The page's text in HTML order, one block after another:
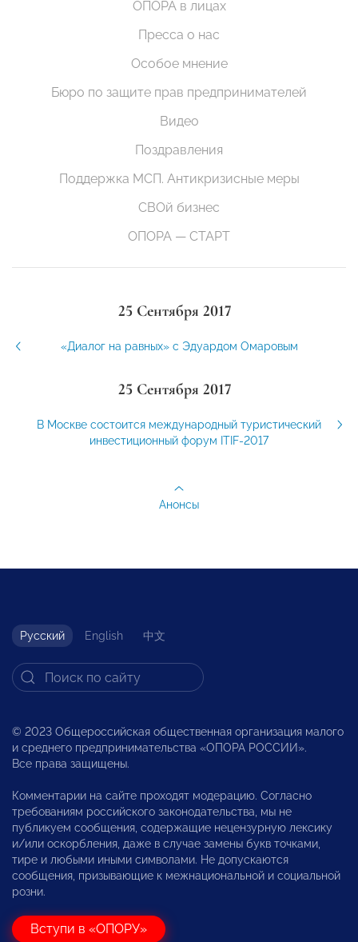
ОПОРА в лицах
Пресса о нас
Особое мнение
Бюро по защите прав предпринимателей
Видео
Поздравления
Поддержка МСП. Антикризисные меры
СВОй бизнес
ОПОРА — СТАРТ
25 Сентября 2017
«Диалог на равных» с Эдуардом Омаровым
25 Сентября 2017
В Москве состоится международный туристический
инвестиционный форум ITIF-2017
Анонсы
Русский English 中文
© 2023 Общероссийская общественная организация малого
и среднего предпринимательства «ОПОРА РОССИИ».
Все права защищены.
Комментарии на сайте проходят модерацию. Согласно
требованиям российского законодательства, мы не
публикуем сообщения, содержащие нецензурную лексику
и/или оскорбления, даже в случае замены букв точками,
тире и любыми иными символами. Не допускаются
сообщения, призывающие к межнациональной и социальной
розни.
Вступи в «ОПОРУ»